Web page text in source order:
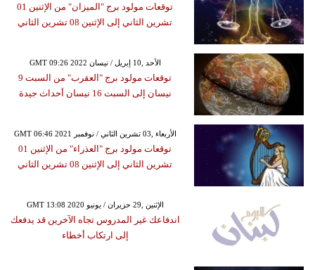
توقعات مولود برج "الميزان" من الإثنين 01
تشرين الثاني إلى الإثنين 08 تشرين الثاني
GMT 09:26 2022 الأحد ,10 إبريل / نيسان
توقعات مولود برج "العقرب" من السبت 9
نيسان إلى السبت 16 نيسان أحداث جيدة
GMT 06:46 2021 الأربعاء ,03 تشرين الثاني / نوفمبر
توقعات مولود برج "العذراء" من الإثنين 01
تشرين الثاني إلى الإثنين 08 تشرين الثاني
GMT 13:08 2020 الإثنين ,29 حزيران / يونيو
اندفاعك غير المدروس تجاه الآخرين قد يدفعك
إلى ارتكاب أخطاء